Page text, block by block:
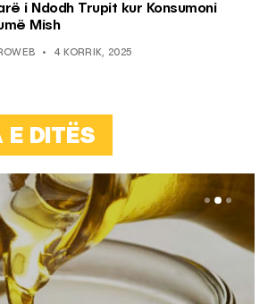
i Ndodh Trupit kur Konsumoni
Mish
4 KORRIK, 2025
E DITËS